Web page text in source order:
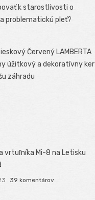
k starostlivosti o
problematickú pleť?
Červený LAMBERTA
úžitkový a dekoratívny ker
záhradu
vrtuľníka Mi-8 na Letisku
39 komentárov